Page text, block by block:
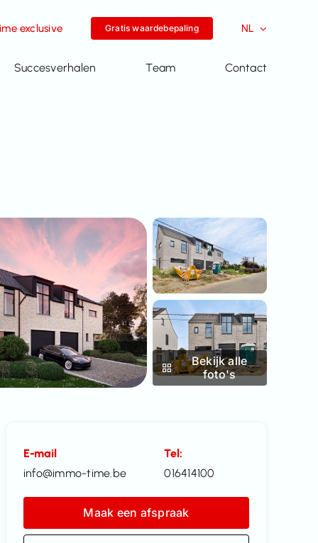
exclusive Gratis waardebepaling NL
Succesverhalen Team Contact
Bekijk alle
foto's
E-mail
info@immo-time.be
Tel:
016414100
Maak een afspraak